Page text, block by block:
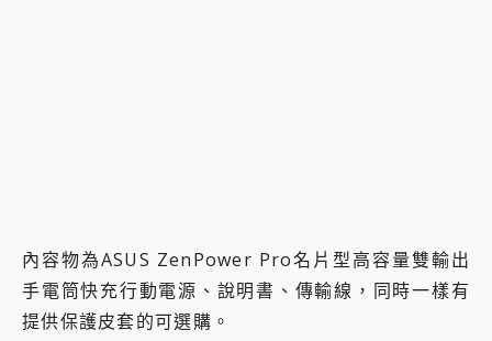
內容物為ASUS ZenPower Pro名片型高容量雙輸出
手電筒快充行動電源、說明書、傳輸線，同時一樣有
提供保護皮套的可選購。